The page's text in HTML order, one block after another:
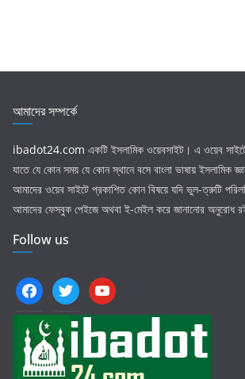
আমাদের সম্পর্কে
ibadot24.com একটি ইসলামিক ওয়েবসাইট। এ ওয়েব
যাতে যে কোন সময় যে কোন স্থানে বসে বাংলা ভাষায় ইসলামিক
আমাদের ওয়েব সাইটে প্রকাশিত কোন বিষয়ে যদি ভুল-ত্রুটি
আমাদের ফেসবুক পেইজে অথবা ই-মেইল করে জানানোর অনুরোধ
Follow us
facebooktwitter youtube